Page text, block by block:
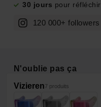
30 jours pour réfléchir
120 000+ followers
N'oublie pas ça
Vizieren7 produits